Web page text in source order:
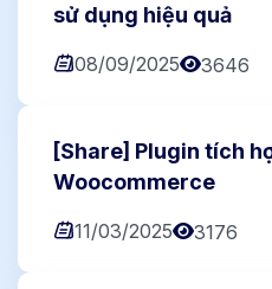
sử dụng hiệu quả
08/09/2025 3646
[Share] Plugin tích
Woocommerce
11/03/2025 3176